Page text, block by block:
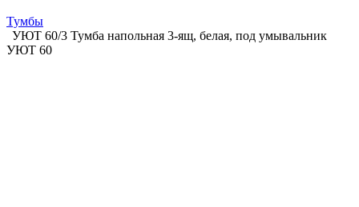
Тумбы
УЮТ 60/3 Тумба напольная 3-ящ, белая, под умывальник
УЮТ 60